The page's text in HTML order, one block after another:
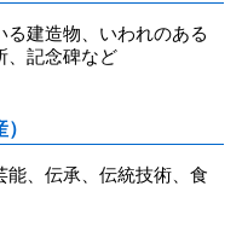
る建造物、いわれのある
、記念碑など
能、伝承、伝統技術、食